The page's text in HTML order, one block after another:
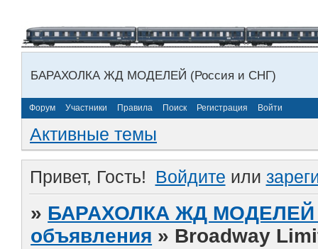
БАРАХОЛКА ЖД МОДЕЛЕЙ (Россия и СНГ)
Форум Участники Правила Поиск Регистрация Войти
Активные темы
Привет, Гость! Войдите или
» БАРАХОЛКА ЖД МОДЕЛЕЙ
объявления » Broadway